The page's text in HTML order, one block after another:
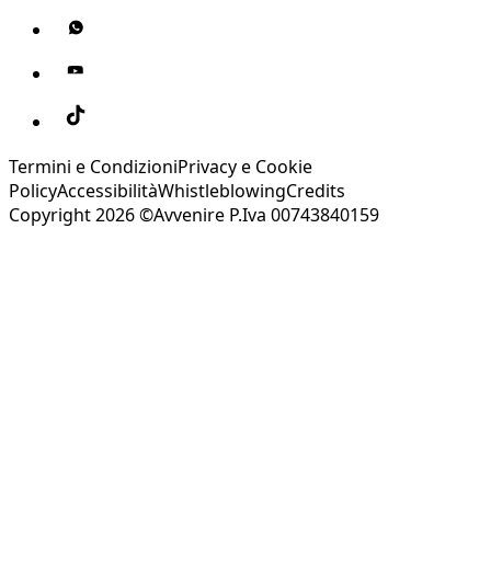
Termini e CondizioniPrivacy e Cookie
PolicyAccessibilitàWhistleblowingCredits
Copyright 2026 ©Avvenire P.Iva 00743840159